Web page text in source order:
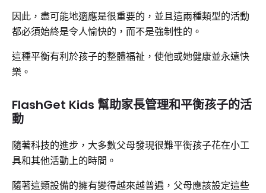
因此，盡可能地適應是很重要的，並且這兩種類型的活動
都必須始終是令人愉快的，而不是強制性的。
這種平衡有利於孩子的整體福祉，使他或她健康並永遠快
樂。
FlashGet Kids 幫助家長管理和平衡孩子的活
動
隨著科技的進步，大多數父母發現很難平衡孩子花在小工
具和其他活動上的時間。
隨著這類設備的擁有變得越來越普遍，父母應該設定這些